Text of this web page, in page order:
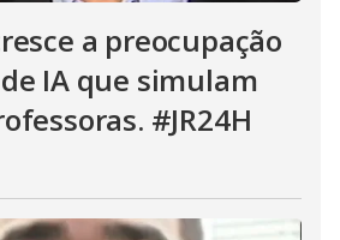
a preocupação
IA que simulam
#JR24H